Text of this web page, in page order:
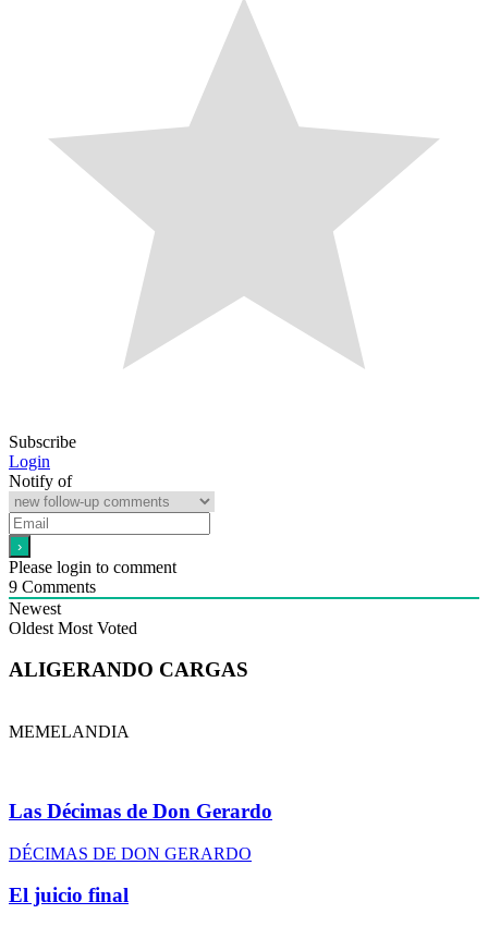
Subscribe
Login
Notify of
Please login to comment
9 Comments
Newest
Oldest Most Voted
ALIGERANDO CARGAS
MEMELANDIA
Las Décimas de Don Gerardo
DÉCIMAS DE DON GERARDO
El juicio final